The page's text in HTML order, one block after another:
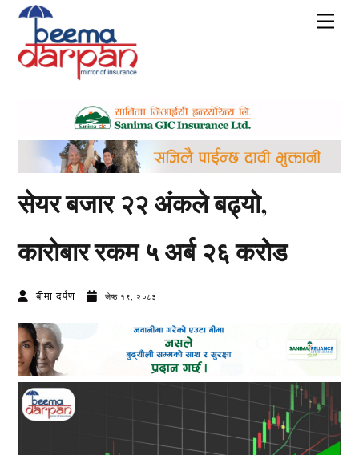
Skip
content
सेयर बजार २२ अंकले बढ्यो,
कारोबार रकम ५ अर्ब २६ करोड
बीमा दर्पण जेष्ठ १९, २०८३